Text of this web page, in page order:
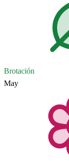
Brotación
May